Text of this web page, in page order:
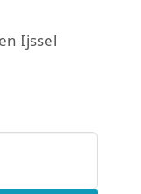
Ijssel